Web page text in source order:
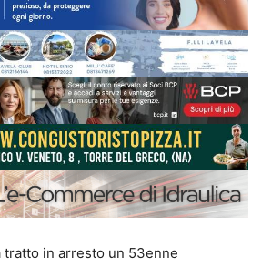
tratto in arresto un 53enne